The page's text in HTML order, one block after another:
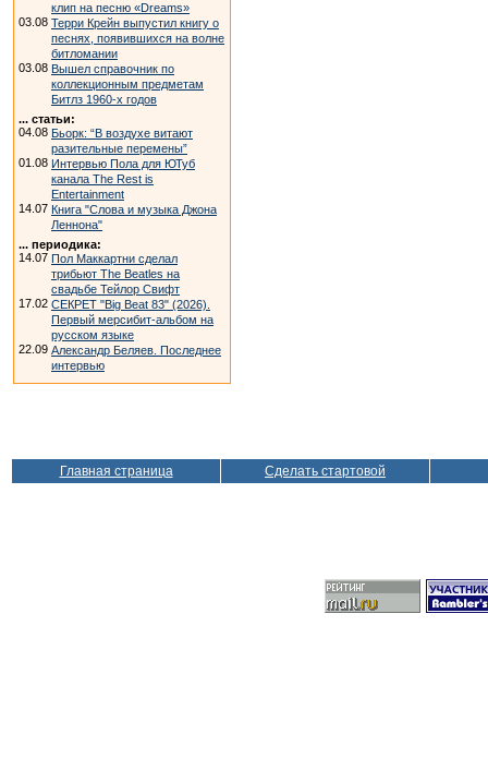
клип на песню «Dreams»
03.08 Терри Крейн выпустил книгу о
песнях, появившихся на волне
битломании
03.08 Вышел справочник по
коллекционным предметам
Битлз 1960-х годов
... статьи:
04.08 Бьорк: “В воздухе витают
разительные перемены”
01.08 Интервью Пола для ЮТуб
канала The Rest is
Entertainment
14.07 Книга "Слова и музыка Джона
Леннона"
... периодика:
14.07 Пол Маккартни сделал
трибьют The Beatles на
свадьбе Тейлор Свифт
17.02 СЕКРЕТ "Big Beat 83" (2026).
Первый мерсибит-альбом на
русском языке
22.09 Александр Беляев. Последнее
интервью
Главная страница Сделать стартовой